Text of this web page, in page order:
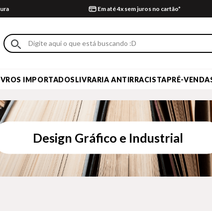
Em até 4x sem juros no cartão*
IMPORTADOSLIVRARIA ANTIRRACISTAPRÉ-VENDA
Design Gráfico e Industrial